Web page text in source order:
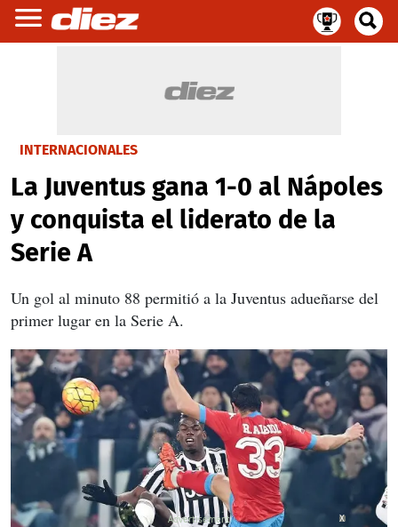
INTERNACIONALES
La Juventus gana 1-0 al Nápoles
y conquista el liderato de la
Serie A
Un gol al minuto 88 permitió a la Juventus adueñarse del
primer lugar en la Serie A.
X